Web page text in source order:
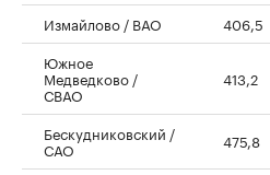
Измайлово / ВАО 406,5
Южное
Медведково /
СВАО
413,2
Бескудниковский /
САО 475,8